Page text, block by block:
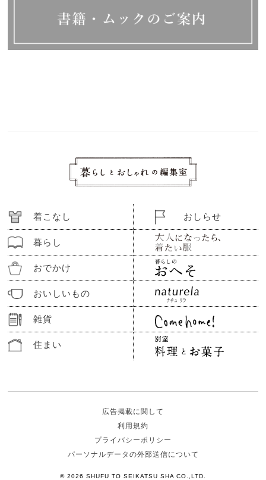
着こなし
暮らし
おでかけ
おいしいもの
雑貨
住まい
おしらせ
広告掲載に関して
利用規約
プライバシーポリシー
パーソナルデータの外部送信について
© 2026 SHUFU TO SEIKATSU SHA CO.,LTD.